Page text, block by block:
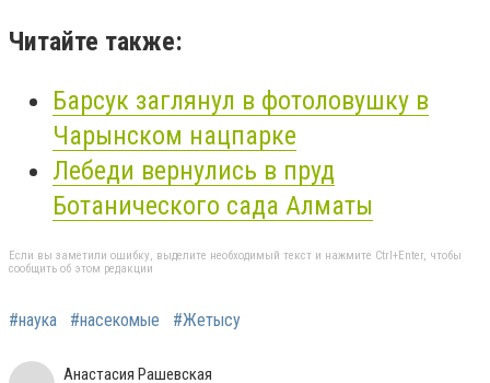
Читайте также:
Барсук заглянул в фотоловушку в
Чарынском нацпарке
Лебеди вернулись в пруд
Ботанического сада Алматы
Если вы заметили ошибку, выделите необходимый текст и нажмите Ctrl+Enter, чтобы
сообщить об этом редакции
#наука #насекомые #Жетысу
Анастасия Рашевская